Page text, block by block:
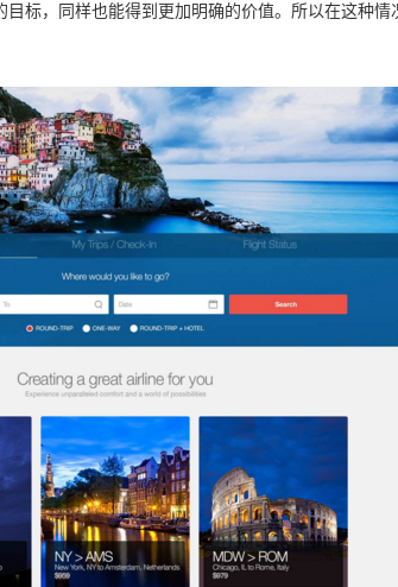
标，同样也能得到更加明确的价值。所以在这种